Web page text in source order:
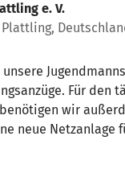
e. V.
Für den
wir
neue Netzanlage